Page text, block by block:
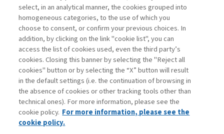
Contatti
Abbonamenti
Archivio rubriche
Privacy
select, in an analytical manner, the cookies grouped into
homogeneous categories, to the use of which you
choose to consent, or confirm your previous choices. In
addition, by clicking on the link "cookie list", you can
access the list of cookies used, even the third party’s
cookies. Closing this banner by selecting the "Reject all
cookies" button or by selecting the “X” button will result
in the default settings (i.e. the continuation of browsing in
the absence of cookies or other tracking tools other than
technical ones). For more information, please see the
cookie policy. For more information, please see the
cookie policy.